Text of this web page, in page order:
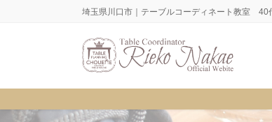
に
移
ョ
ン
埼玉県川口市｜テーブルコーディネート教室 40